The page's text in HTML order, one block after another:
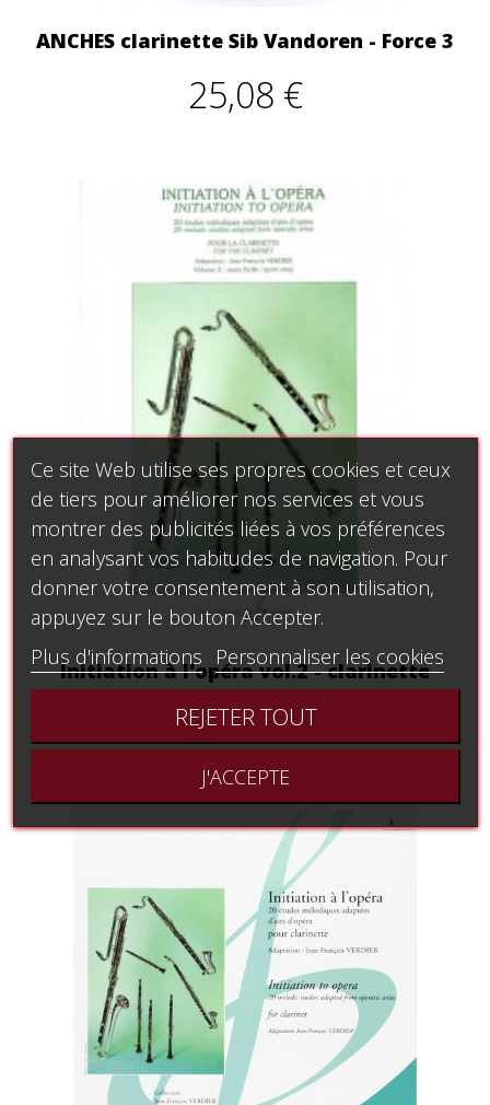
ANCHES clarinette Sib Vandoren - Force 3
25,08 €
Initiation à l'opéra vol.2 - clarinette
12,32 €
Ce site Web utilise ses propres cookies et ceux
de tiers pour améliorer nos services et vous
montrer des publicités liées à vos préférences
en analysant vos habitudes de navigation. Pour
donner votre consentement à son utilisation,
appuyez sur le bouton Accepter.
Plus d'informations
Personnaliser les cookies
REJETER TOUT
J'ACCEPTE